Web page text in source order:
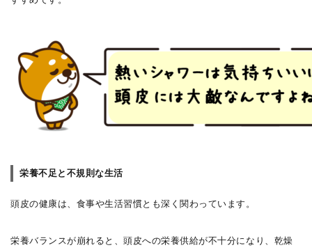
栄養不足と不規則な生活
頭皮の健康は、食事や生活習慣とも深く関わっています。
栄養バランスが崩れると、頭皮への栄養供給が不十分になり、乾燥